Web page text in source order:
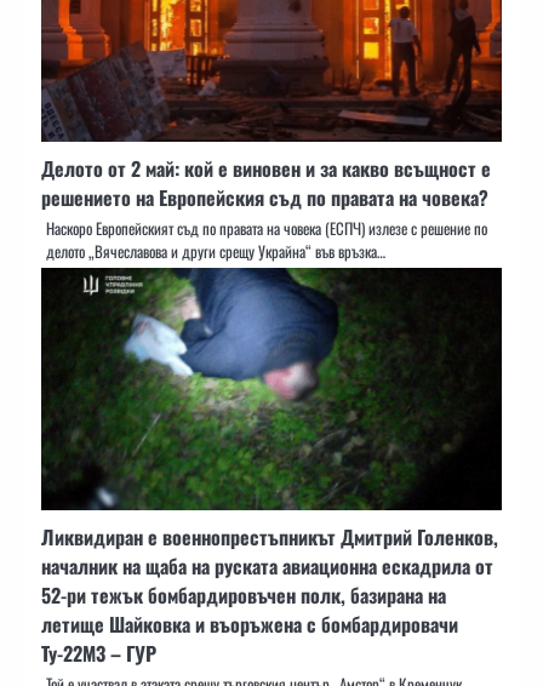
Делото от 2 май: кой е виновен и за какво всъщност е
решението на Европейския съд по правата на човека?
Наскоро Европейският съд по правата на човека (ЕСПЧ) излезе с решение по
делото „Вячеславова и други срещу Украйна“ във връзка…
Ликвидиран е военнопрестъпникът Дмитрий Голенков,
началник на щаба на руската авиационна ескадрила от
52-ри тежък бомбардировъчен полк, базирана на
летище Шайковка и въоръжена с бомбардировачи
Ту-22М3 – ГУР